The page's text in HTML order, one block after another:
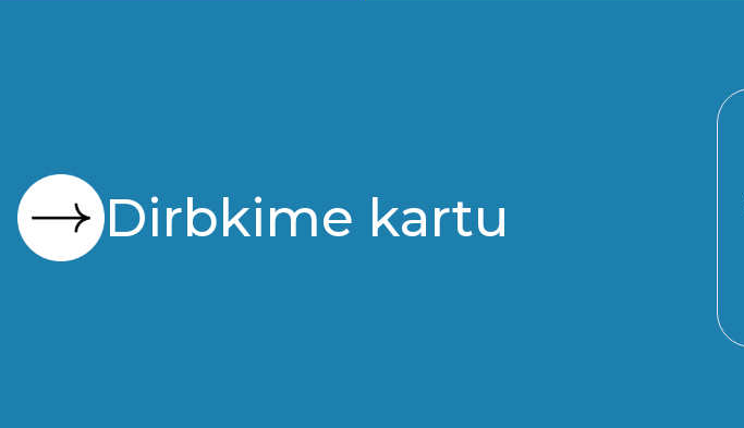
Dirbkime kartu